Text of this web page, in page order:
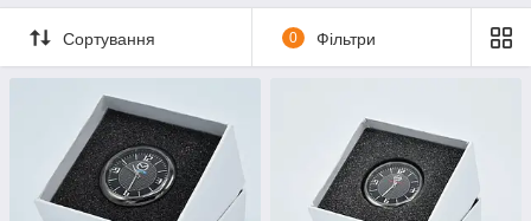
Сортування 0 Фільтри